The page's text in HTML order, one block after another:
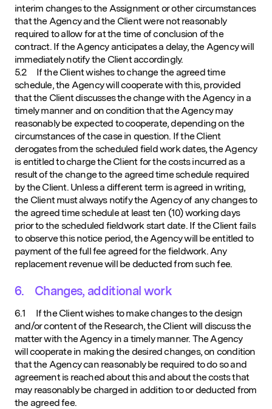
interim changes to the Assignment or other circumstances
that the Agency and the Client were not reasonably
required to allow for at the time of conclusion of the
contract. If the Agency anticipates a delay, the Agency will
immediately notify the Client accordingly.
5.2 If the Client wishes to change the agreed time
schedule, the Agency will cooperate with this, provided
that the Client discusses the change with the Agency in a
timely manner and on condition that the Agency may
reasonably be expected to cooperate, depending on the
circumstances of the case in question. If the Client
derogates from the scheduled field work dates, the Agency
is entitled to charge the Client for the costs incurred as a
result of the change to the agreed time schedule required
by the Client. Unless a different term is agreed in writing,
the Client must always notify the Agency of any changes to
the agreed time schedule at least ten (10) working days
prior to the scheduled fieldwork start date. If the Client fails
to observe this notice period, the Agency will be entitled to
payment of the full fee agreed for the fieldwork. Any
replacement revenue will be deducted from such fee.
6. Changes, additional work
6.1 If the Client wishes to make changes to the design
and/or content of the Research, the Client will discuss the
matter with the Agency in a timely manner. The Agency
will cooperate in making the desired changes, on condition
that the Agency can reasonably be required to do so and
agreement is reached about this and about the costs that
may reasonably be charged in addition to or deducted from
the agreed fee.